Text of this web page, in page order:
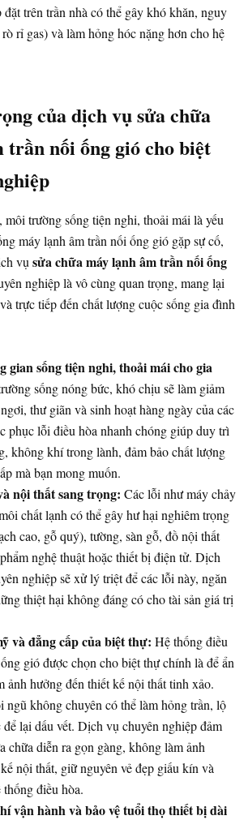
trên trần nhà có thể gây khó khăn, nguy
rỉ gas) và làm hỏng hóc nặng hơn cho hệ
của dịch vụ sửa chữa
trần nối ống gió cho biệt
trường sống tiện nghi, thoải mái là yếu
máy lạnh âm trần nối ống gió gặp sự cố,
vụ sửa chữa máy lạnh âm trần nối ống
nghiệp là vô cùng quan trọng, mang lại
trực tiếp đến chất lượng cuộc sống gia đình
gian sống tiện nghi, thoải mái cho gia
sống nóng bức, khó chịu sẽ làm giảm
thư giãn và sinh hoạt hàng ngày của các
phục lỗi điều hòa nhanh chóng giúp duy trì
không khí trong lành, đảm bảo chất lượng
mà bạn mong muốn.
nội thất sang trọng: Các lỗi như máy chảy
chất lạnh có thể gây hư hại nghiêm trọng
cao, gỗ quý), tường, sàn gỗ, đồ nội thất
nghệ thuật hoặc thiết bị điện tử. Dịch
nghiệp sẽ xử lý triệt để các lỗi này, ngăn
thiệt hại không đáng có cho tài sản giá trị
và đẳng cấp của biệt thự: Hệ thống điều
gió được chọn cho biệt thự chính là để ẩn
ảnh hưởng đến thiết kế nội thất tinh xảo.
ngũ không chuyên có thể làm hỏng trần, lộ
lại dấu vết. Dịch vụ chuyên nghiệp đảm
chữa diễn ra gọn gàng, không làm ảnh
nội thất, giữ nguyên vẻ đẹp giấu kín và
thống điều hòa.
vận hành và bảo vệ tuổi thọ thiết bị dài